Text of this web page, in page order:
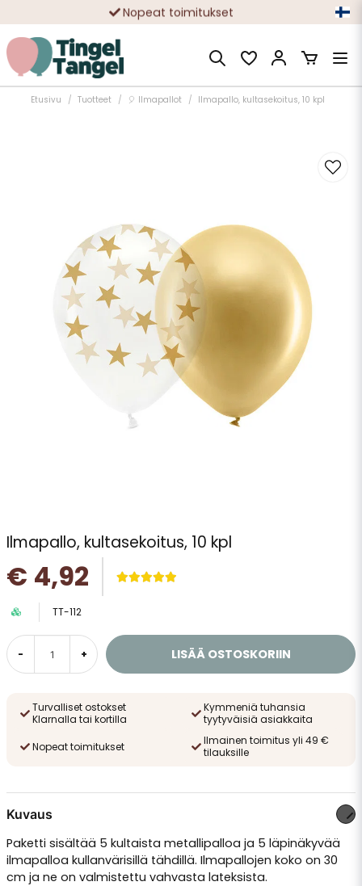
Nopeat toimitukset
Ilmainen toimitus yli 49 € tilauksille
Etusivu Tuotteet 🎈 Ilmapallot Ilmapallo, kultasekoitus, 10 kpl
Ilmapallo, kultasekoitus, 10 kpl
€ 4,92
TT-112
- + LISÄÄ OSTOSKORIIN
Turvalliset ostokset
Klarnalla tai kortilla
Kymmeniä tuhansia
tyytyväisiä asiakkaita
Nopeat toimitukset
Ilmainen toimitus yli 49 €
tilauksille
Kuvaus
Paketti sisältää 5 kultaista metallipalloa ja 5 läpinäkyvää
ilmapalloa kullanvärisillä tähdillä. Ilmapallojen koko on 30
cm ja ne on valmistettu vahvasta lateksista.